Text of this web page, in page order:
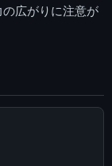
広がりに注意が